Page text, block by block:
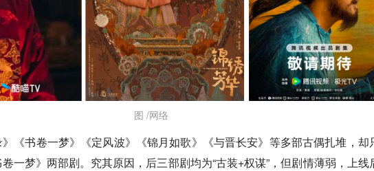
图 /网络
《书卷一梦》《定风波》《锦月如歌》《与晋长安》等多部古偶扎堆，却
一梦》两部剧。究其原因，后三部剧均为“古装+权谋”，但剧情薄弱，上线